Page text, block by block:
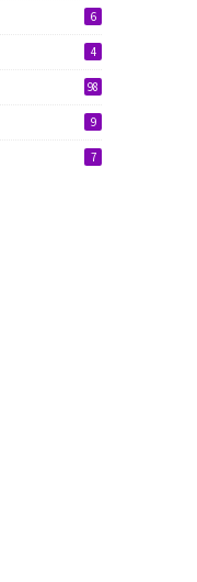
6
4
98
9
7